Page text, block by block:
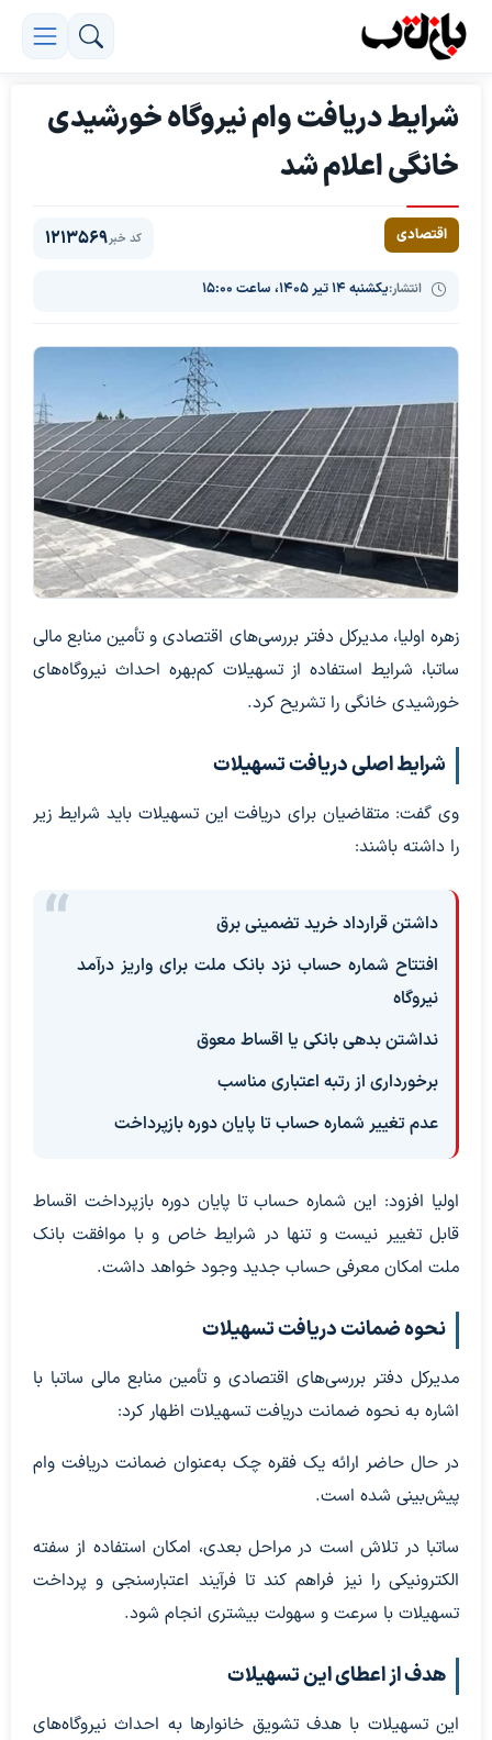
شرایط دریافت وام نیروگاه خورشیدی
خانگی اعلام شد
اقتصادی
انتشار:یکشنبه ۱۴ تیر ۱۴۰۵، ساعت ۱۵:۰۰
کد خبر1213569
زهره اولیا، مدیرکل دفتر بررسی‌های اقتصادی و تأمین منابع مالی
ساتبا، شرایط استفاده از تسهیلات کم‌بهره احداث نیروگاه‌های
خورشیدی خانگی را تشریح کرد.
شرایط اصلی دریافت تسهیلات
وی گفت: متقاضیان برای دریافت این تسهیلات باید شرایط زیر
را داشته باشند:
داشتن قرارداد خرید تضمینی برق
افتتاح شماره حساب نزد بانک ملت برای واریز درآمد
نیروگاه
نداشتن بدهی بانکی یا اقساط معوق
برخورداری از رتبه اعتباری مناسب
عدم تغییر شماره حساب تا پایان دوره بازپرداخت
اولیا افزود: این شماره حساب تا پایان دوره بازپرداخت اقساط
قابل تغییر نیست و تنها در شرایط خاص و با موافقت بانک
ملت امکان معرفی حساب جدید وجود خواهد داشت.
نحوه ضمانت دریافت تسهیلات
مدیرکل دفتر بررسی‌های اقتصادی و تأمین منابع مالی ساتبا با
اشاره به نحوه ضمانت دریافت تسهیلات اظهار کرد:
در حال حاضر ارائه یک فقره چک به‌عنوان ضمانت دریافت وام
پیش‌بینی شده است.
ساتبا در تلاش است در مراحل بعدی، امکان استفاده از سفته
الکترونیکی را نیز فراهم کند تا فرآیند اعتبارسنجی و پرداخت
تسهیلات با سرعت و سهولت بیشتری انجام شود.
هدف از اعطای این تسهیلات
این تسهیلات با هدف تشویق خانوارها به احداث نیروگاه‌های